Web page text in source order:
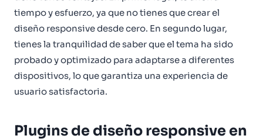
tiempo y esfuerzo, ya que no tienes que crear el
diseño responsive desde cero. En segundo lugar,
tienes la tranquilidad de saber que el tema ha sido
probado y optimizado para adaptarse a diferentes
dispositivos, lo que garantiza una experiencia de
usuario satisfactoria.
Plugins de diseño responsive en